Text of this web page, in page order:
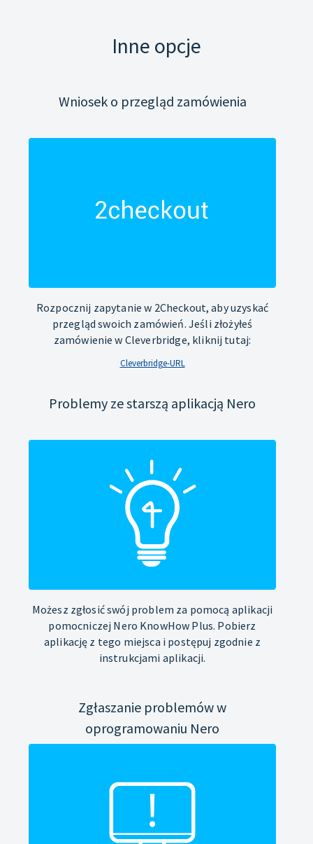
Inne opcje
Wniosek o przegląd zamówienia
Rozpocznij zapytanie w 2Checkout, aby uzyskać
przegląd swoich zamówień. Jeśli złożyłeś
zamówienie w Cleverbridge, kliknij tutaj:
Cleverbridge-URL
Problemy ze starszą aplikacją Nero
Możesz zgłosić swój problem za pomocą aplikacji
pomocniczej Nero KnowHow Plus. Pobierz
aplikację z tego miejsca i postępuj zgodnie z
instrukcjami aplikacji.
Zgłaszanie problemów w
oprogramowaniu Nero